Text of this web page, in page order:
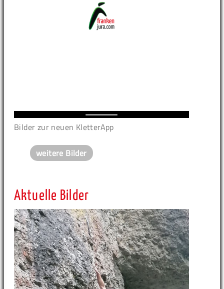
Bilder zur neuen KletterApp
weitere Bilder
Aktuelle Bilder